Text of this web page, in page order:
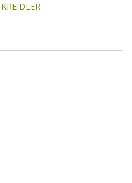
KREIDLER